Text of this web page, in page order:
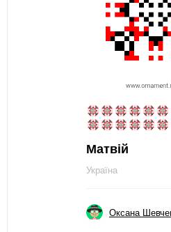
Матвій
Україна
Оксана